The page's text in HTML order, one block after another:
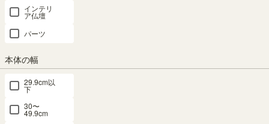
インテリ
ア仏壇
パーツ
本体の幅
29.9cm以
下
30〜
49.9cm
国産 追加移動棚 POR-1860DESK NA DK
（小）用 棚取付金具付 ナチュラル ダーク
ブラウン兼用 ポルターレリビング POR-
WA20NADK